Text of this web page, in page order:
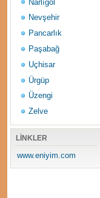
Narlıgöl
Nevşehir
Pancarlık
Paşabağ
Uçhisar
Ürgüp
Üzengi
Zelve
LİNKLER
www.eniyim.com